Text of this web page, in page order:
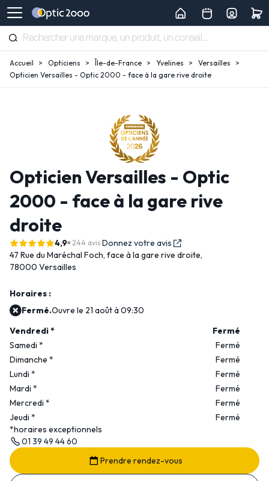
Accueil Opticiens Île-de-France Yvelines
Versailles
Opticien Versailles - Optic 2000 - face à la gare rive droite
Opticien Versailles - Optic
2000 - face à la gare rive
droite
4,9 244 avis Donnez votre avis
47 Rue du Maréchal Foch, face à la gare rive droite,
78000 Versailles
Horaires :
Fermé.Ouvre le 21 août à 09:30
Vendredi*
Fermé
Samedi *
Fermé
Dimanche *
Fermé
Lundi *
Fermé
Mardi *
Fermé
Mercredi *
Fermé
Jeudi *
Fermé
*horaires exceptionnels
01 39 49 44 60
Prendre rendez-vous